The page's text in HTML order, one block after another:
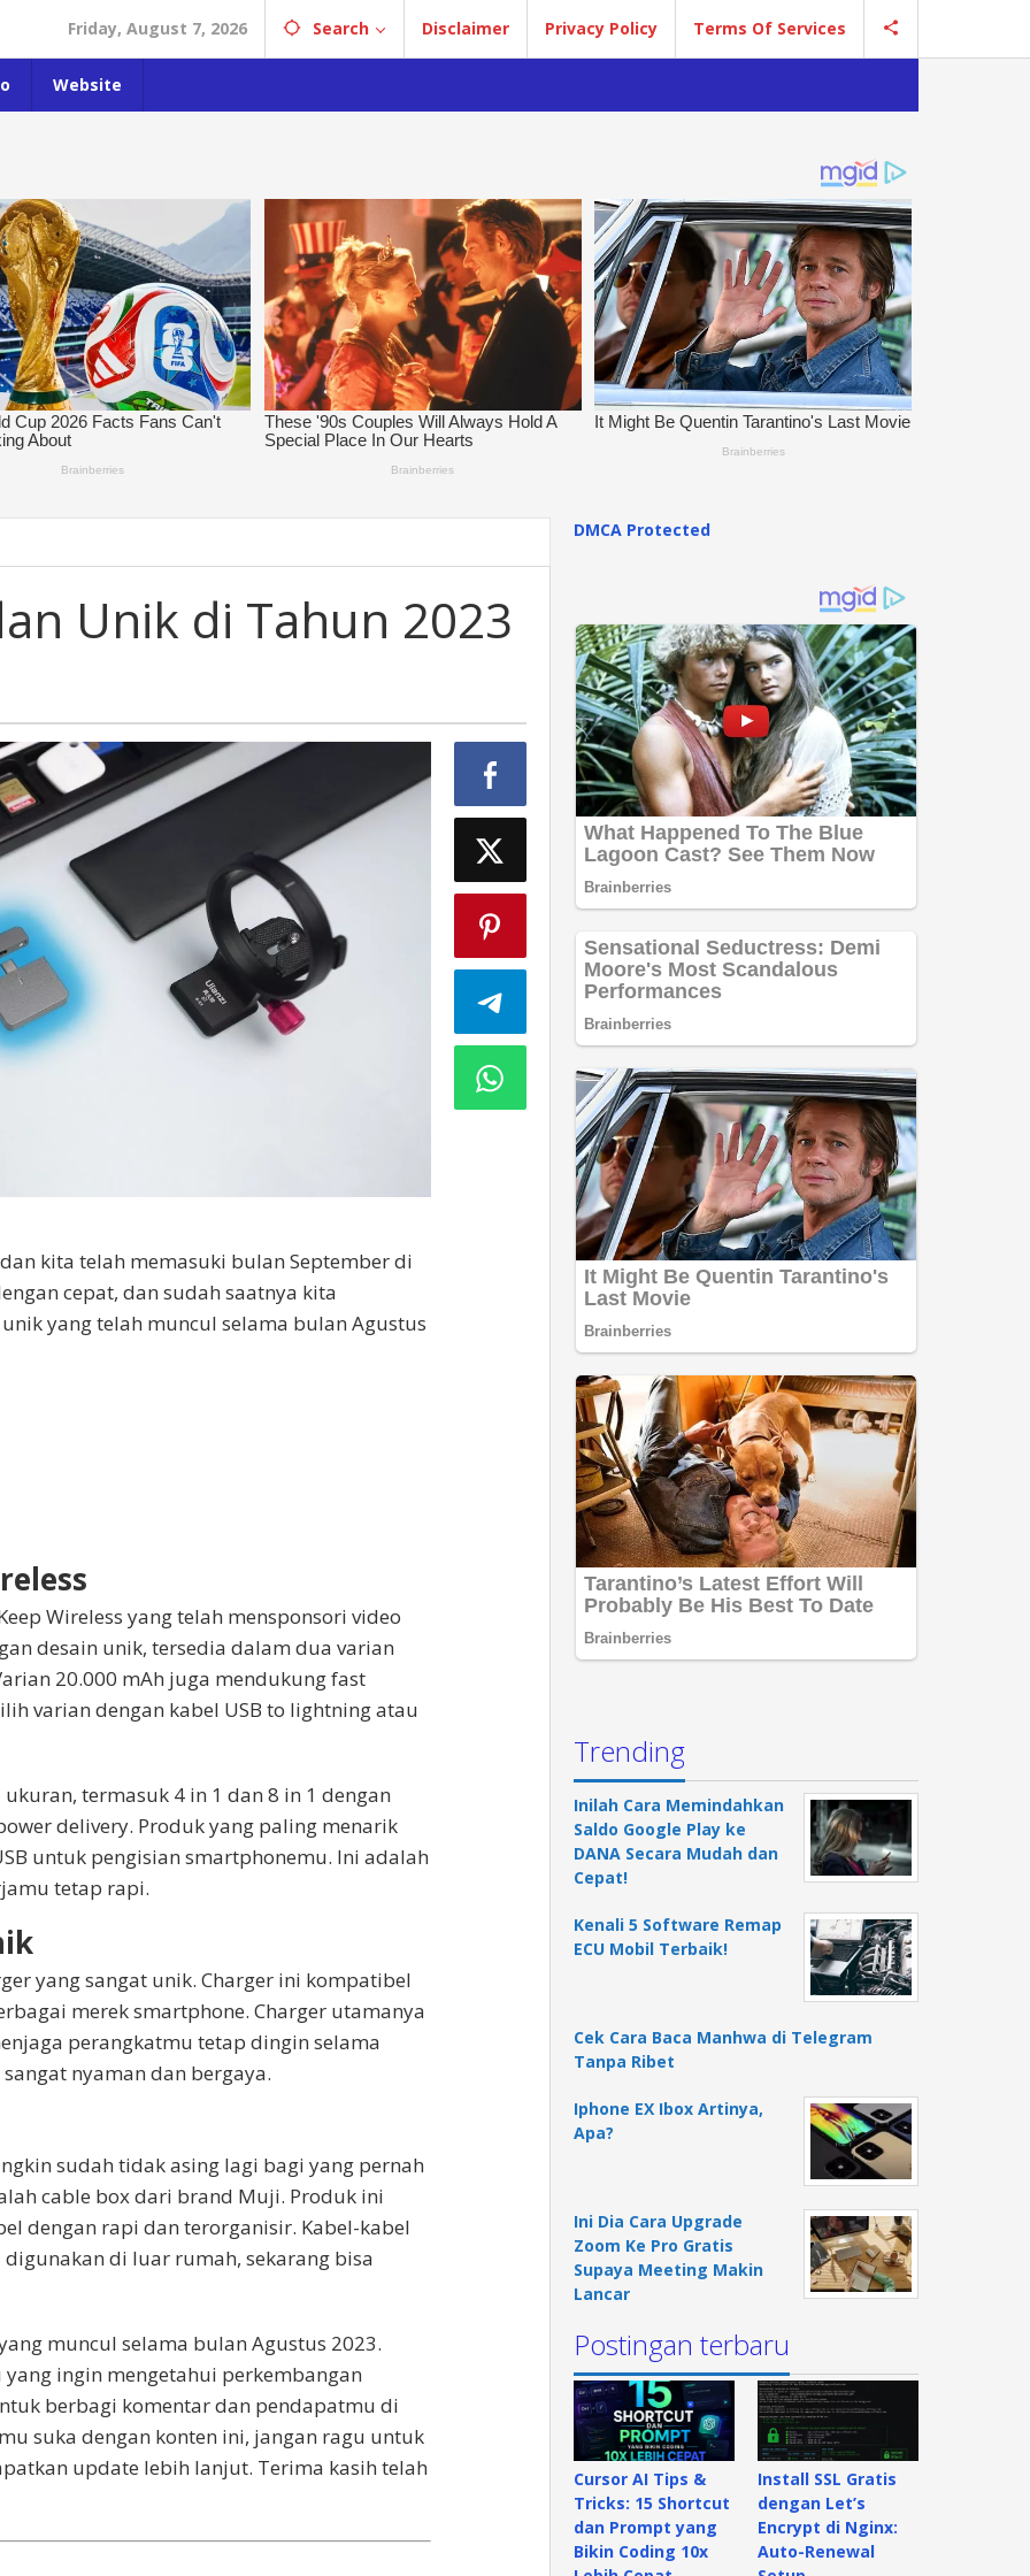
Friday, August 7, 2026 Search Disclaimer Privacy Policy Terms Of Services
Website
Unik di Tahun 2023
kita telah memasuki bulan September di
cepat, dan sudah saatnya kita
yang telah muncul selama bulan Agustus
Wireless yang telah mensponsori video
desain unik, tersedia dalam dua varian
20.000 mAh juga mendukung fast
varian dengan kabel USB to lightning atau
termasuk 4 in 1 dan 8 in 1 dengan
delivery. Produk yang paling menarik
untuk pengisian smartphonemu. Ini adalah
tetap rapi.
yang sangat unik. Charger ini kompatibel
merek smartphone. Charger utamanya
perangkatmu tetap dingin selama
nyaman dan bergaya.
sudah tidak asing lagi bagi yang pernah
cable box dari brand Muji. Produk ini
dengan rapi dan terorganisir. Kabel-kabel
di luar rumah, sekarang bisa
muncul selama bulan Agustus 2023.
ingin mengetahui perkembangan
berbagi komentar dan pendapatmu di
suka dengan konten ini, jangan ragu untuk
update lebih lanjut. Terima kasih telah
DMCA Protected
Trending
Inilah Cara Memindahkan
Saldo Google Play ke
DANA Secara Mudah dan
Cepat!
Kenali 5 Software Remap
ECU Mobil Terbaik!
Cek Cara Baca Manhwa di Telegram
Tanpa Ribet
Iphone EX Ibox Artinya,
Apa?
Ini Dia Cara Upgrade
Zoom Ke Pro Gratis
Supaya Meeting Makin
Lancar
Postingan terbaru
Cursor AI Tips &
Tricks: 15 Shortcut
dan Prompt yang
Bikin Coding 10x
Install SSL Gratis
dengan Let’s
Encrypt di Nginx:
Auto-Renewal